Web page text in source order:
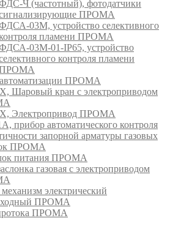
Ч (частотный), фотодатчики
ПРОМА
03М, устройство селективного
пламени ПРОМА
03М-01-IP65, устройство
контроля пламени
автоматизации ПРОМА
Шаровый кран c электроприводом
Электропривод ПРОМА
прибор автоматического контроля
запорной арматуры газовых
ПРОМА
питания ПРОМА
газовая с электроприводом
электрический
ПРОМА
ПРОМА